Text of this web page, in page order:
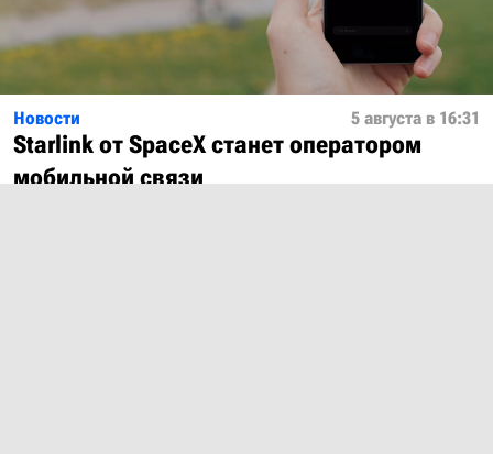
Новости 5 августа в 16:31
Starlink от SpaceX станет оператором
мобильной связи